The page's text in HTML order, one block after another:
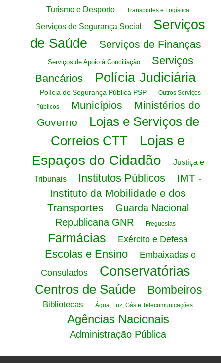
Turismo e Desporto
Transportes e Logística
Serviços de Segurança Social
Serviços
de Saúde
Serviços de Finanças
Serviços de Apoio à Conciliação
Serviços
Bancários
Polícia Judiciária
Polícia de Segurança Pública PSP
Outros Serviços
Públicos
Municípios
Ministérios do
Governo
Lojas e Serviços de
Correios CTT
Lojas e
Espaços do Cidadão
Justiça e
Tribunais
Institutos Públicos
IMT -
Instituto da Mobilidade e dos
Transportes
Guarda Nacional
Republicana GNR
Freguesias
Farmácias Exército e Defesa
Escolas e Ensino
Embaixadas e
Consulados
Conservatórias
Centros de Saúde
Bombeiros
Bibliotecas Água, Luz, Gás e Telecomunicações
Agências Nacionais
Administração Pública